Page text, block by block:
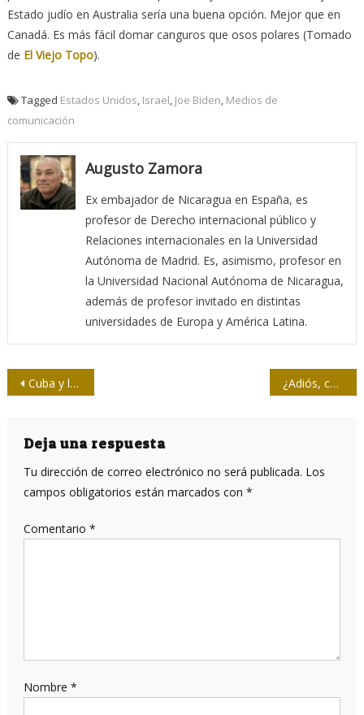
Estado judío en Australia sería una buena opción. Mejor que en
Canadá. Es más fácil domar canguros que osos polares (Tomado
de El Viejo Topo).
Tagged Estados Unidos Israel Joe Biden Medios de
comunicación
Augusto Zamora
Ex embajador de Nicaragua en España, es
profesor de Derecho internacional público y
Relaciones internacionales en la Universidad
Autónoma de Madrid. Es, asimismo, profesor en
la Universidad Nacional Autónoma de Nicaragua,
además de profesor invitado en distintas
universidades de Europa y América Latina.
Navegación
entradas
Cuba y la vergüenza ¿Adiós, celulares? Mark Zuckerberg asegura que serán reemplazados
Deja una respuesta
Tu dirección de correo electrónico no será publicada. Los
campos obligatorios están marcados con *
Comentario *
Nombre *